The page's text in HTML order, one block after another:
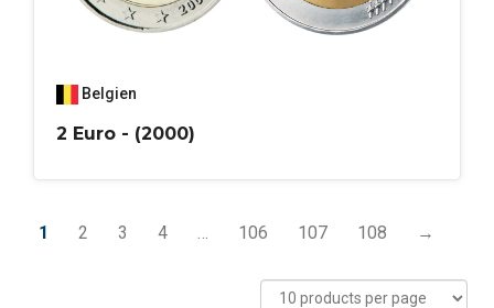
Belgien
2 Euro - (2000)
1 2 3 4 106 107 108 →